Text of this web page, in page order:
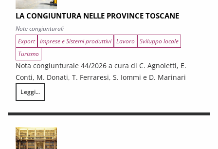
LA CONGIUNTURA NELLE PROVINCE TOSCANE
Note congiunturali
Export Imprese e Sistemi produttivi Lavoro Sviluppo locale
Turismo
Nota congiunturale 44/2026 a cura di C. Agnoletti, E.
Conti, M. Donati, T. Ferraresi, S. Iommi e D. Marinari
Leggi...
LA CONGIUNTURA NELLE PROVINCE TOSCANE